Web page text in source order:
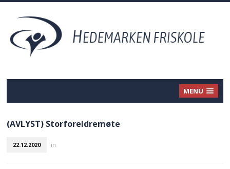
MENU
(AVLYST) Storforeldremøte
22.12.2020 in